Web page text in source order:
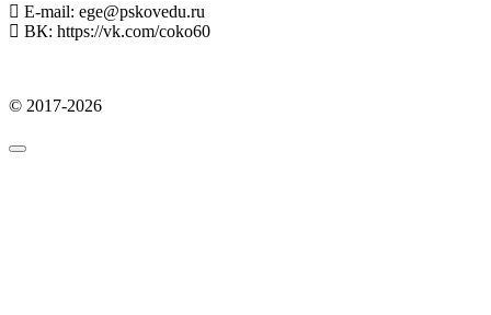
E-mail: ege@pskovedu.ru
ВК: https://vk.com/coko60
© 2017-2026